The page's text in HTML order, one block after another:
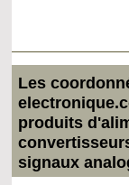
Les
produits
signaux